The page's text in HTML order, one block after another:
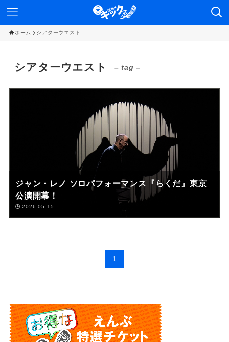
ホーム シアターウエスト
シアターウエスト – tag –
ジャン・レノ ソロパフォーマンス『らくだ』東京
公演開幕！
2026-05-15
1